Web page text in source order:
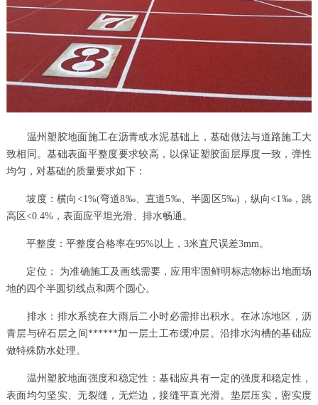
温州塑胶地面施工在沥青或水泥基础上，基础做法与道路施工大
致相同。基础表面平整度要求较高，以保证塑胶面层厚度一致，弹性
均匀，对基础的质量要求如下：
坡度：横向<1%(弯道8‰、直道5‰、半圆区5‰)，纵向<1‰，跳
高区<0.4%，表面应平坦光滑、排水畅通。
平整度：平整度合格率在95%以上，3米直尺误差3mm。
定位： 为准确施工及画线需要，应用牢固鲜明标志物标出地面场
地的四个半圆切线点和两个圆心。
排水：排水系统在大雨后二小时必需排出积水。在冰冻地区，沥
青层与碎石层之间******加一层土工布缓冲层。沿排水沟槽的基础应
做特殊防水处理。
温州塑胶地面强度和稳定性：基础应具有一定的强度和稳定性，
表面均匀坚实、无裂缝，无烂边，接缝平直光滑。垫层压实，密实度